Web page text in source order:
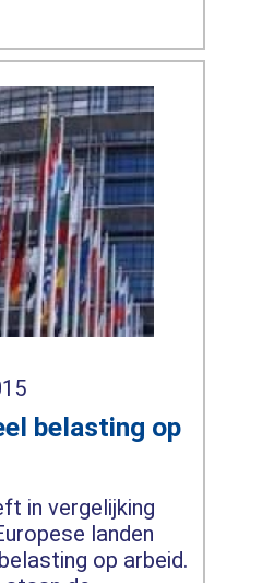
belasting op
in vergelijking
landen
op arbeid.